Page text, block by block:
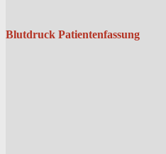
Blutdruck Patientenfassung